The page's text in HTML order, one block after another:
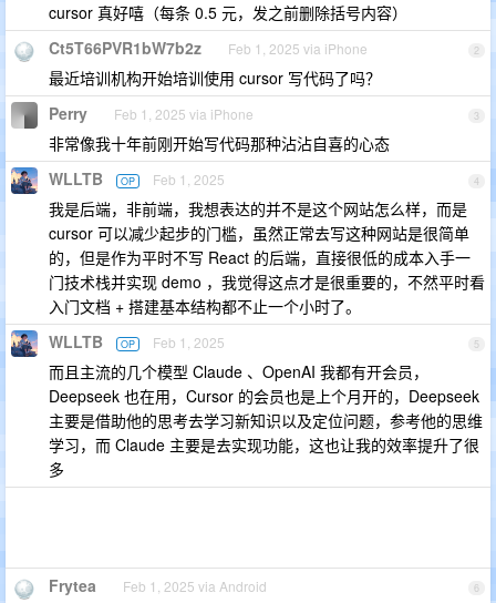
cursor 真好嘻（每条 0.5 元，发之前删除括号内容）
2
Ct5T66PVR1bW7b2z Feb 1, 2025 via iPhone
最近培训机构开始培训使用 cursor 写代码了吗？
3
Perry Feb 1, 2025 via iPhone
非常像我十年前刚开始写代码那种沾沾自喜的心态
4
WLLTB OP Feb 1, 2025
我是后端，非前端，我想表达的并不是这个网站怎么样，而是
cursor 可以减少起步的门槛，虽然正常去写这种网站是很简单
的，但是作为平时不写 React 的后端，直接很低的成本入手一
门技术栈并实现 demo ，我觉得这点才是很重要的，不然平时看
入门文档 + 搭建基本结构都不止一个小时了。
5
WLLTB OP Feb 1, 2025
而且主流的几个模型 Claude 、OpenAI 我都有开会员，
Deepseek 也在用，Cursor 的会员也是上个月开的，Deepseek
主要是借助他的思考去学习新知识以及定位问题，参考他的思维
学习，而 Claude 主要是去实现功能，这也让我的效率提升了很
多
6
Frytea Feb 1, 2025 via Android